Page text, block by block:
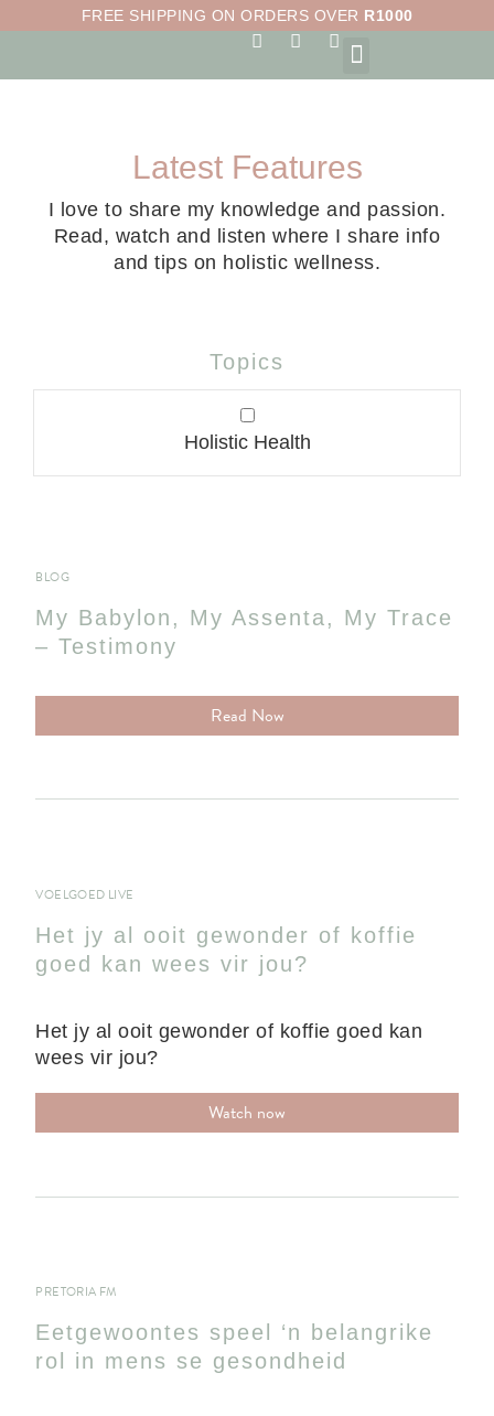
FREE SHIPPING ON ORDERS OVER R1000
F
c
k
f
I
s
r
a
S
o
g
b
a
g
Latest Features
I love to share my knowledge and passion.
Read, watch and listen where I share info
and tips on holistic wellness.
Topics
Holistic Health
BLOG
My Babylon, My Assenta, My Trace
– Testimony
Read Now
VOELGOED LIVE
Het jy al ooit gewonder of koffie
goed kan wees vir jou?
Het jy al ooit gewonder of koffie goed kan
wees vir jou?
Watch now
PRETORIA FM
Eetgewoontes speel ‘n belangrike
rol in mens se gesondheid